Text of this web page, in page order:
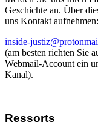
Geschichte an. Über
uns Kontakt aufnehmen:
inside-
(am besten richten Sie
Webmail-Account ein
Kanal).
Ressorts